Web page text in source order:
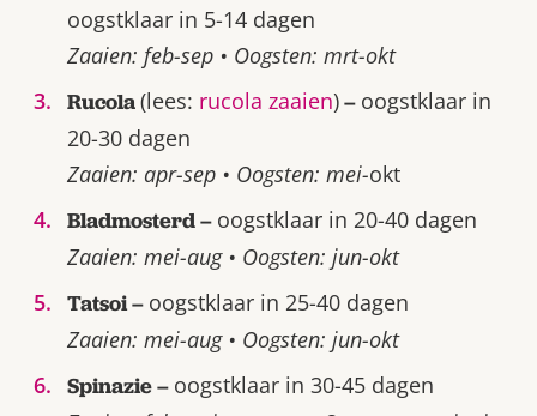
oogstklaar in 5-14 dagen
Zaaien: feb-sep • Oogsten: mrt-okt
Rucola(lees: rucola zaaien)– oogstklaar in
20-30 dagen
Zaaien: apr-sep • Oogsten: mei-okt
Bladmosterd – oogstklaar in 20-40 dagen
Zaaien: mei-aug • Oogsten: jun-okt
Tatsoi – oogstklaar in 25-40 dagen
Zaaien: mei-aug • Oogsten: jun-okt
Spinazie – oogstklaar in 30-45 dagen